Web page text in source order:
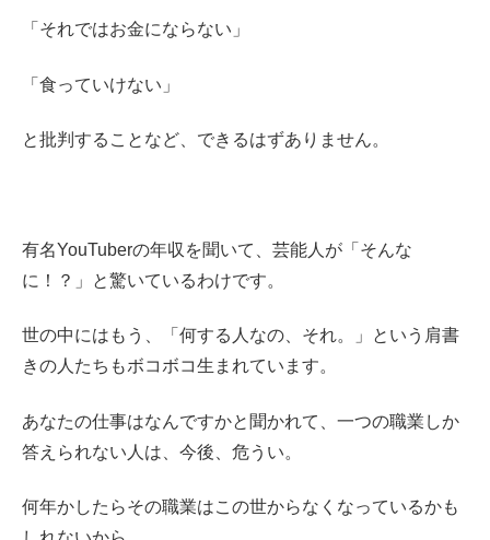
「それではお金にならない」
「食っていけない」
と批判することなど、できるはずありません。
有名YouTuberの年収を聞いて、芸能人が「そんな
に！？」と驚いているわけです。
世の中にはもう、「何する人なの、それ。」という肩書
きの人たちもボコボコ生まれています。
あなたの仕事はなんですかと聞かれて、一つの職業しか
答えられない人は、今後、危うい。
何年かしたらその職業はこの世からなくなっているかも